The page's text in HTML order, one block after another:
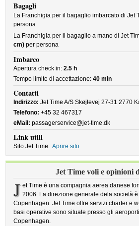
Bagagli
La Franchigia per il bagaglio imbarcato di Jet
persona
La Franchigia per il bagaglio a mano di Jet
cm) per persona
Imbarco
Apertura check in:2.5 h
Tempo limite di accettazione:40 min
Contatti
Indirizzo: Jet Time A/S Skøjtevej 27-31 2770
Telefono: +45 32 467317
eMail: passagerservice@jet-time.dk
Link utili
Sito Jet Time: Aprire sito
Jet Time voli e opinioni
J et Time è una compagnia aerea danese
2006. La direzione generale dela società
Copenhagen. Jet Time offre servizi charter e
basi operative sono situate presso gli
Copenhagen.